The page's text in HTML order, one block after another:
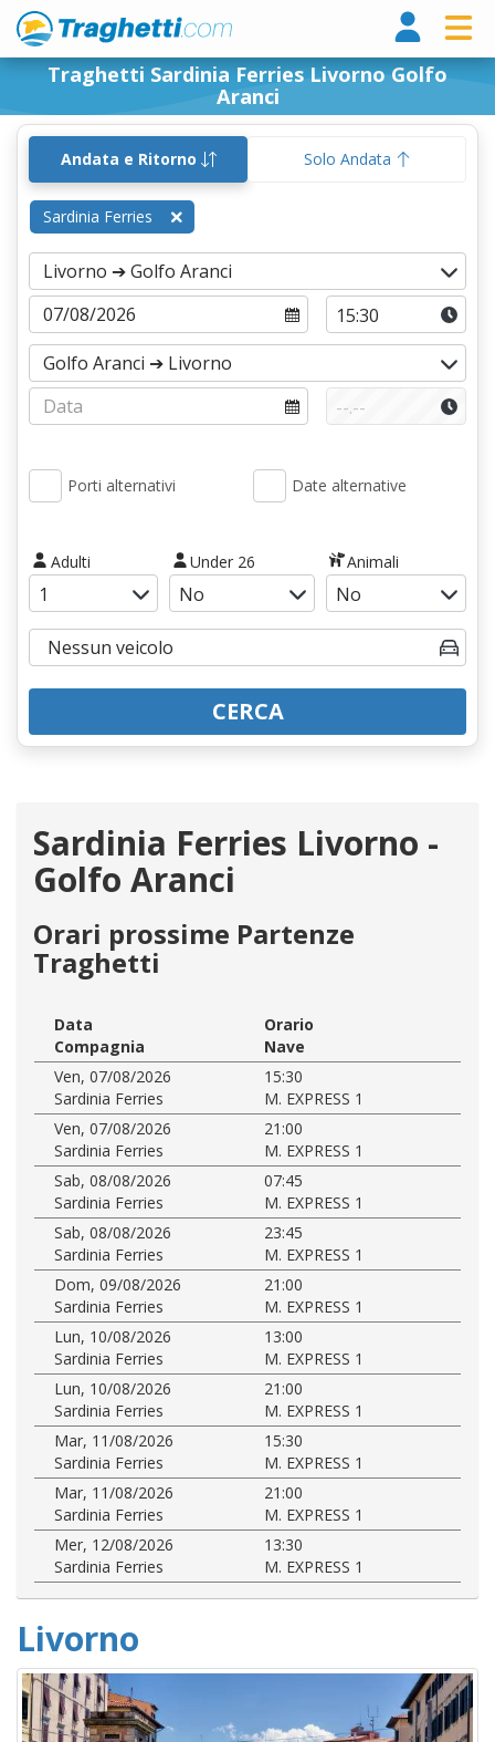
Traghetti Sardinia Ferries Livorno Golfo
Aranci
Andata e Ritorno Solo Andata
Sardinia Ferries
Porti alternativi Date alternative
Adulti Under 26 Animali
CERCA
Sardinia Ferries Livorno -
Golfo Aranci
Orari prossime Partenze
Traghetti
Data
Orario
Compagnia
Nave
Ven, 07/08/2026
15:30
Sardinia Ferries
M. EXPRESS 1
Ven, 07/08/2026
21:00
Sardinia Ferries
M. EXPRESS 1
Sab, 08/08/2026
07:45
Sardinia Ferries
M. EXPRESS 1
Sab, 08/08/2026
23:45
Sardinia Ferries
M. EXPRESS 1
Dom, 09/08/2026
21:00
Sardinia Ferries
M. EXPRESS 1
Lun, 10/08/2026
13:00
Sardinia Ferries
M. EXPRESS 1
Lun, 10/08/2026
21:00
Sardinia Ferries
M. EXPRESS 1
Mar, 11/08/2026
15:30
Sardinia Ferries
M. EXPRESS 1
Mar, 11/08/2026
21:00
Sardinia Ferries
M. EXPRESS 1
Mer, 12/08/2026
13:30
Sardinia Ferries
M. EXPRESS 1
Livorno